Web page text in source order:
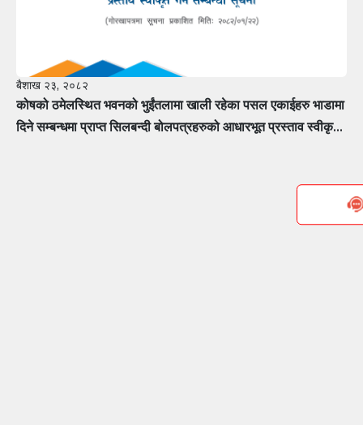
बैशाख २३, २०८२
कोषको ठमेलस्थित भवनको भुईंतलामा खाली रहेका पसल एकाईहरु भाडामा
दिने सम्बन्धमा प्राप्त सिलबन्दी बोलपत्रहरुको आधारभूत प्रस्ताव स्वीकृत